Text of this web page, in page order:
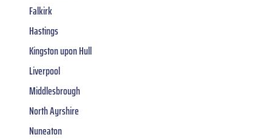
Falkirk
Hastings
Kingston upon Hull
Liverpool
Middlesbrough
North Ayrshire
Nuneaton